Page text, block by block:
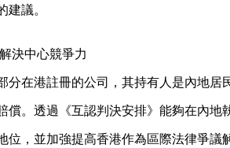
議。
決中心競爭力
在港註冊的公司，其持有人是內地
償。透過《互認判決安排》能夠在內
，並加強提高香港作為區際法律爭議